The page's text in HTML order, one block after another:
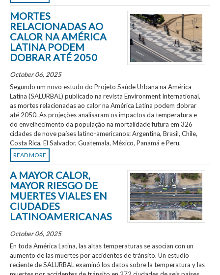
MORTES
RELACIONADAS AO
CALOR NA AMÉRICA
LATINA PODEM
DOBRAR ATÉ 2050
October 06, 2025
Segundo um novo estudo do Projeto Saúde Urbana na América
Latina (SALURBAL) publicado na revista Environment International,
as mortes relacionadas ao calor na América Latina podem dobrar
até 2050. As projeções analisaram os impactos da temperatura e
do envelhecimento da população na mortalidade futura em 326
cidades de nove países latino-americanos: Argentina, Brasil, Chile,
Costa Rica, El Salvador, Guatemala, México, Panamá e Peru.
READ MORE
A MAYOR CALOR,
MAYOR RIESGO DE
MUERTES VIALES EN
CIUDADES
LATINOAMERICANAS
October 06, 2025
En toda América Latina, las altas temperaturas se asocian con un
aumento de las muertes por accidentes de tránsito. Un estudio
reciente de SALURBAL examinó los datos sobre la temperatura y las